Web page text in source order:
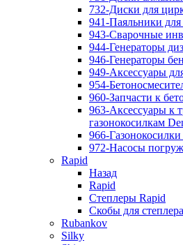
732-Диски для
941-Паяльники
943-Сварочные
944-Генераторы
946-Генераторы
949-Аксессуары
954-
960-Запчасти к
963-Аксессуары к
газонокосилкам
966-
972-Насосы
Rapid
Назад
Rapid
Степлеры Rapid
Скобы для
Rubankov
Silky